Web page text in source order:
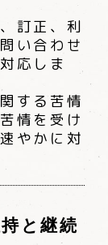
訂正、利
い合わせ
応しま
する苦情
情を受け
やかに対
と継続